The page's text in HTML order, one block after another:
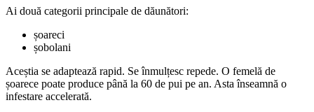
Ai două categorii principale de dăunători:
șoareci
șobolani
Aceștia se adaptează rapid. Se înmulțesc repede. O femelă de
șoarece poate produce până la 60 de pui pe an. Asta înseamnă o
infestare accelerată.